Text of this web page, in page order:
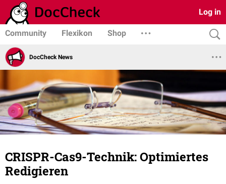
Log in
Community Flexikon Shop
DocCheck News
CRISPR-Cas9-Technik: Optimiertes
Redigieren